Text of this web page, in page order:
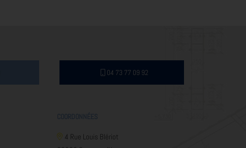
04 73 77 09 92
4 Rue Louis Blériot